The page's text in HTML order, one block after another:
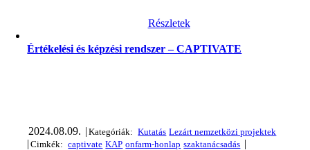
Részletek
Értékelési és képzési rendszer – CAPTIVATE
2024.08.09. |
|
|